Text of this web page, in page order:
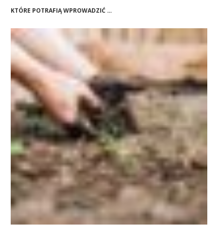
KTÓRE POTRAFIĄ WPROWADZIĆ …